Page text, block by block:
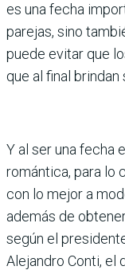
es una fecha
parejas, sino
puede evitar que
que al final
Y al ser una fecha
romántica, para lo
con lo mejor a
además de
según el
Alejandro Conti, el